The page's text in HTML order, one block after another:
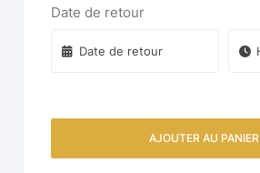
Date de retour
AJOUTER AU PANIER